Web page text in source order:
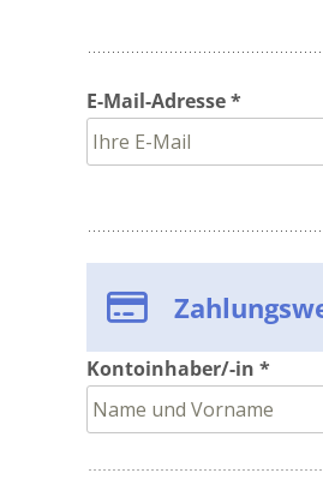
E-Mail-Adresse *
Kontoinhaber/-in *